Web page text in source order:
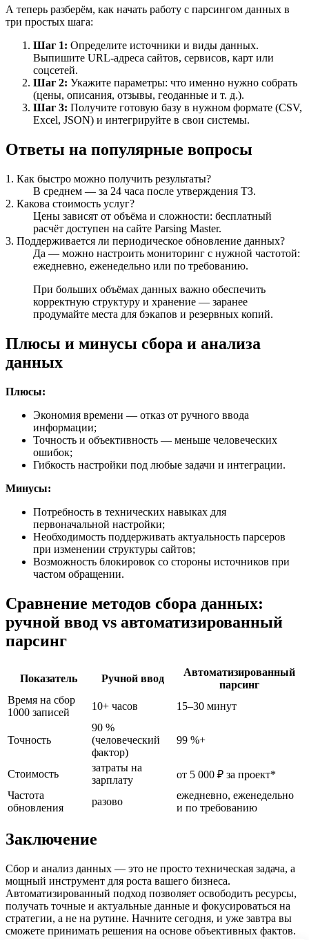
А теперь разберём, как начать работу с парсингом данных в
три простых шага:
Шаг 1: Определите источники и виды данных.
Выпишите URL-адреса сайтов, сервисов, карт или
соцсетей.
Шаг 2: Укажите параметры: что именно нужно собрать
(цены, описания, отзывы, геоданные и т. д.).
Шаг 3: Получите готовую базу в нужном формате (CSV,
Excel, JSON) и интегрируйте в свои системы.
Ответы на популярные вопросы
1. Как быстро можно получить результаты?
В среднем — за 24 часа после утверждения ТЗ.
2. Какова стоимость услуг?
Цены зависят от объёма и сложности: бесплатный
расчёт доступен на сайте Parsing Master.
3. Поддерживается ли периодическое обновление данных?
Да — можно настроить мониторинг с нужной частотой:
ежедневно, еженедельно или по требованию.
При больших объёмах данных важно обеспечить
корректную структуру и хранение — заранее
продумайте места для бэкапов и резервных копий.
Плюсы и минусы сбора и анализа
данных
Плюсы:
Экономия времени — отказ от ручного ввода
информации;
Точность и объективность — меньше человеческих
ошибок;
Гибкость настройки под любые задачи и интеграции.
Минусы:
Потребность в технических навыках для
первоначальной настройки;
Необходимость поддерживать актуальность парсеров
при изменении структуры сайтов;
Возможность блокировок со стороны источников при
частом обращении.
Сравнение методов сбора данных:
ручной ввод vs автоматизированный
парсинг
Показатель Ручной ввод
Автоматизированный
парсинг
Время на сбор
1000 записей
10+ часов 15–30 минут
Точность
90 %
(человеческий
фактор)
99 %+
Стоимость
затраты на
зарплату
от 5 000 ₽ за проект*
Частота
обновления
разово
ежедневно, еженедельно
и по требованию
Заключение
Сбор и анализ данных — это не просто техническая задача, а
мощный инструмент для роста вашего бизнеса.
Автоматизированный подход позволяет освободить ресурсы,
получать точные и актуальные данные и фокусироваться на
стратегии, а не на рутине. Начните сегодня, и уже завтра вы
сможете принимать решения на основе объективных фактов.